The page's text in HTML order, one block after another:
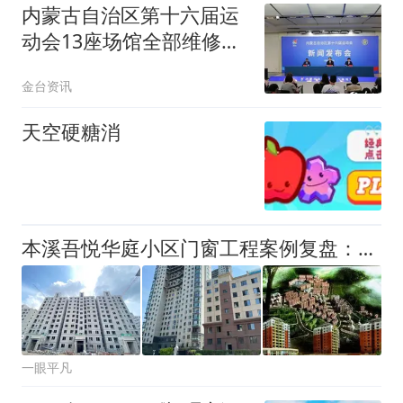
内蒙古自治区第十六届运
动会13座场馆全部维修改
成
金台资讯
天空硬糖消
本溪吾悦华庭小区门窗工程案例复盘：从安装施工到系统适配的解决
一眼平凡